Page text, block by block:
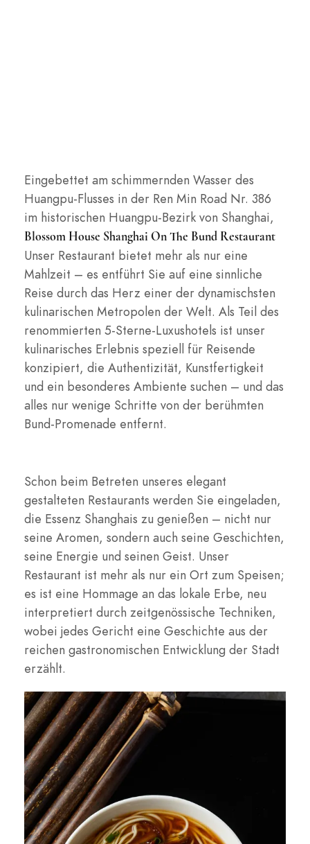
Eingebettet am schimmernden Wasser des
Huangpu-Flusses in der Ren Min Road Nr. 386
im historischen Huangpu-Bezirk von Shanghai,
Blossom House Shanghai On The Bund Restaurant
Unser Restaurant bietet mehr als nur eine
Mahlzeit – es entführt Sie auf eine sinnliche
Reise durch das Herz einer der dynamischsten
kulinarischen Metropolen der Welt. Als Teil des
renommierten 5-Sterne-Luxushotels ist unser
kulinarisches Erlebnis speziell für Reisende
konzipiert, die Authentizität, Kunstfertigkeit
und ein besonderes Ambiente suchen – und das
alles nur wenige Schritte von der berühmten
Bund-Promenade entfernt.
Schon beim Betreten unseres elegant
gestalteten Restaurants werden Sie eingeladen,
die Essenz Shanghais zu genießen – nicht nur
seine Aromen, sondern auch seine Geschichten,
seine Energie und seinen Geist. Unser
Restaurant ist mehr als nur ein Ort zum Speisen;
es ist eine Hommage an das lokale Erbe, neu
interpretiert durch zeitgenössische Techniken,
wobei jedes Gericht eine Geschichte aus der
reichen gastronomischen Entwicklung der Stadt
erzählt.